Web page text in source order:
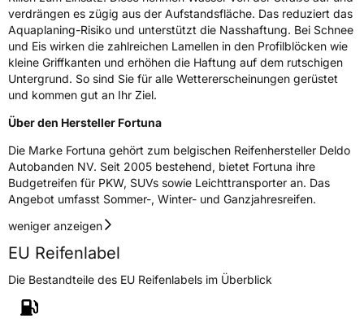
M+SJa
EU Label
EffizienzD
Rollgeräusch (Klasse) B
3PMSF / Schneeflockensymbol / Alpine-Symbol
EPREL ID
verdrängen es zügig aus der Aufstandsfläche. Das reduziert das
Aquaplaning-Risiko und unterstützt die Nasshaftung. Bei Schnee
und Eis wirken die zahlreichen Lamellen in den Profilblöcken wie
kleine Griffkanten und erhöhen die Haftung auf dem rutschigen
Untergrund. So sind Sie für alle Wettererscheinungen gerüstet
und kommen gut an Ihr Ziel.
Über den Hersteller Fortuna
Die Marke Fortuna gehört zum belgischen Reifenhersteller Deldo
Autobanden NV. Seit 2005 bestehend, bietet Fortuna ihre
Budgetreifen für PKW, SUVs sowie Leichttransporter an. Das
Angebot umfasst Sommer-, Winter- und Ganzjahresreifen.
weniger anzeigen
EU Reifenlabel
Die Bestandteile des EU Reifenlabels im Überblick